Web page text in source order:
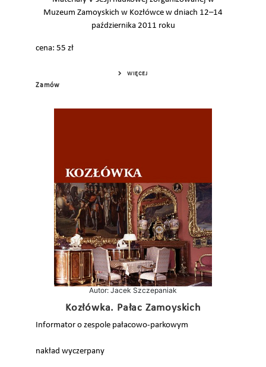
Muzeum Zamoyskich w Kozłówce w dniach 12–14
października 2011 roku
cena: 55 zł
WIĘCEJ
Zamów
Autor: Jacek Szczepaniak
Kozłówka. Pałac Zamoyskich
Informator o zespole pałacowo-parkowym
nakład wyczerpany